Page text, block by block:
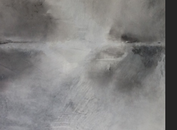
matinale
BLANCHARD